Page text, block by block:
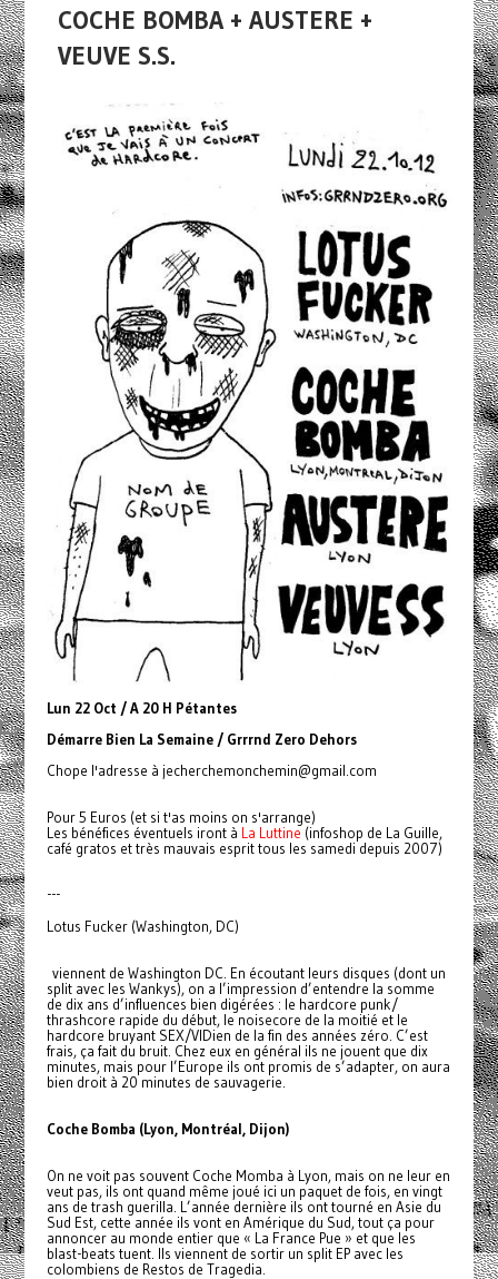
COCHE BOMBA + AUSTERE +
VEUVE S.S.
Lun 22 Oct / A 20 H Pétantes
Démarre Bien La Semaine / Grrrnd Zero Dehors
Chope l'adresse à jecherchemonchemin@gmail.com
Pour 5 Euros (et si t'as moins on s'arrange)
Les bénéfices éventuels iront à La Luttine (infoshop de La Guille,
café gratos et très mauvais esprit tous les samedi depuis 2007)
---
Lotus Fucker (Washington, DC)
viennent de Washington DC. En écoutant leurs disques (dont un
split avec les Wankys), on a l’impression d’entendre la somme
de dix ans d’influences bien digérées : le hardcore punk/
thrashcore rapide du début, le noisecore de la moitié et le
hardcore bruyant SEX/VIDien de la fin des années zéro. C’est
frais, ça fait du bruit. Chez eux en général ils ne jouent que dix
minutes, mais pour l’Europe ils ont promis de s’adapter, on aura
bien droit à 20 minutes de sauvagerie.
Coche Bomba (Lyon, Montréal, Dijon)
On ne voit pas souvent Coche Momba à Lyon, mais on ne leur en
veut pas, ils ont quand même joué ici un paquet de fois, en vingt
ans de trash guerilla. L’année dernière ils ont tourné en Asie du
Sud Est, cette année ils vont en Amérique du Sud, tout ça pour
annoncer au monde entier que « La France Pue » et que les
blast-beats tuent. Ils viennent de sortir un split EP avec les
colombiens de Restos de Tragedia.